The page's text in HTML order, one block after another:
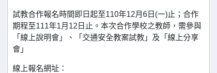
試教合作報名時間即日起至110年12月6日(一)止；合作
期程至111年1月12日止。本次合作學校之教師，需參與
「線上說明會」、「交通安全教案試教」及「線上分享
會」
線上報名網址：